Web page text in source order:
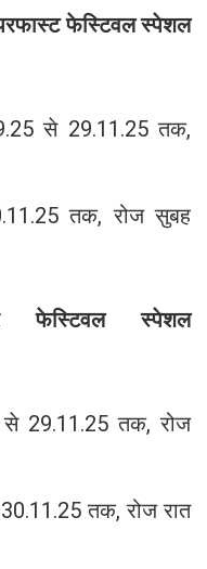
फेस्टिवल स्पेशल
से 29.11.25 तक,
तक, रोज सुबह
फेस्टिवल स्पेशल
29.11.25 तक, रोज
तक, रोज रात